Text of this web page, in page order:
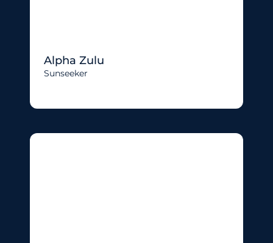
Alpha Zulu
Sunseeker